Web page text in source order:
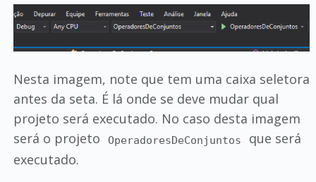
Nesta imagem, note que tem uma caixa seletora
antes da seta. É lá onde se deve mudar qual
projeto será executado. No caso desta imagem
será o projeto
OperadoresDeConjuntos
que será
executado.